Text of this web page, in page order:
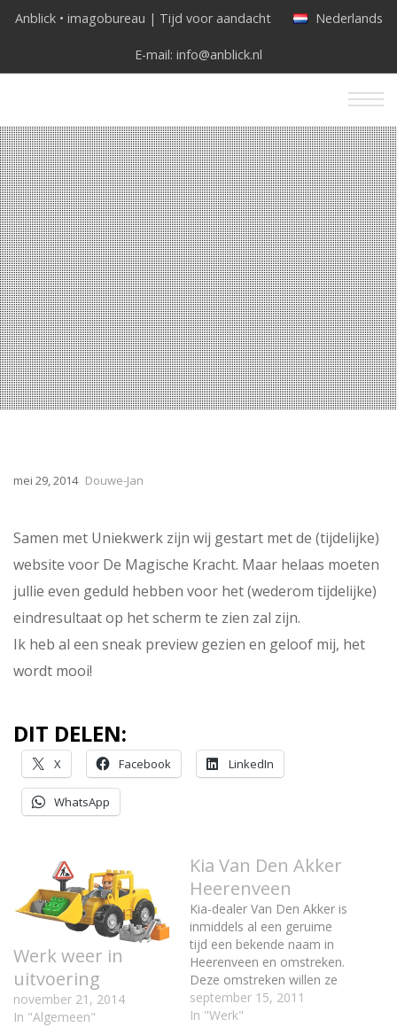
Anblick • imagobureau | Tijd voor aandacht Nederlands
E-mail: info@anblick.nl
mei 29, 2014 Douwe-Jan
Samen met Uniekwerk zijn wij gestart met de (tijdelijke)
website voor De Magische Kracht. Maar helaas moeten
jullie even geduld hebben voor het (wederom tijdelijke)
eindresultaat op het scherm te zien zal zijn.
Ik heb al een sneak preview gezien en geloof mij, het
wordt mooi!
DIT DELEN:
X Facebook LinkedIn
WhatsApp
Werk weer in
uitvoering
november 21, 2014
In "Algemeen"
Kia Van Den Akker
Heerenveen
Kia-dealer Van Den Akker is
inmiddels al een geruime
tijd een bekende naam in
Heerenveen en omstreken.
Deze omstreken willen ze
graag uitbreiden en dit
doen ze door een nieuwe
september 15, 2011
In "Werk"